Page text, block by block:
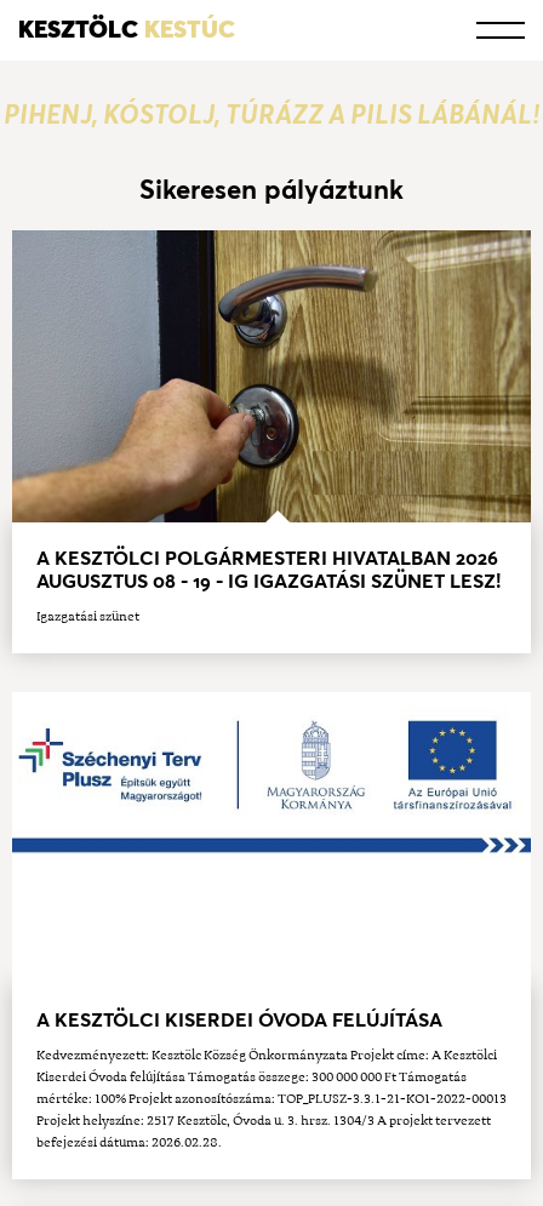
KESZTÖLC KESTÚC
PIHENJ, KÓSTOLJ, TÚRÁZZ A PILIS LÁBÁNÁL!
Sikeresen pályáztunk
A KESZTÖLCI POLGÁRMESTERI HIVATALBAN 2026
AUGUSZTUS 08 - 19 - IG IGAZGATÁSI SZÜNET LESZ!
Igazgatási szünet
A KESZTÖLCI KISERDEI ÓVODA FELÚJÍTÁSA
Kedvezményezett: Kesztölc Község Önkormányzata Projekt címe: A Kesztölci
Kiserdei Óvoda felújítása Támogatás összege: 300 000 000 Ft Támogatás
mértéke: 100% Projekt azonosítószáma: TOP_PLUSZ-3.3.1-21-KO1-2022-00013
Projekt helyszíne: 2517 Kesztölc, Óvoda u. 3. hrsz. 1304/3 A projekt tervezett
befejezési dátuma: 2026.02.28.